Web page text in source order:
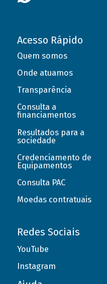
Acesso Rápido
Quem somos
Onde atuamos
Transparência
Consulta a
financiamentos
Resultados para a
sociedade
Credenciamento de
Equipamentos
Consulta PAC
Moedas contratuais
Redes Sociais
YouTube
Instagram